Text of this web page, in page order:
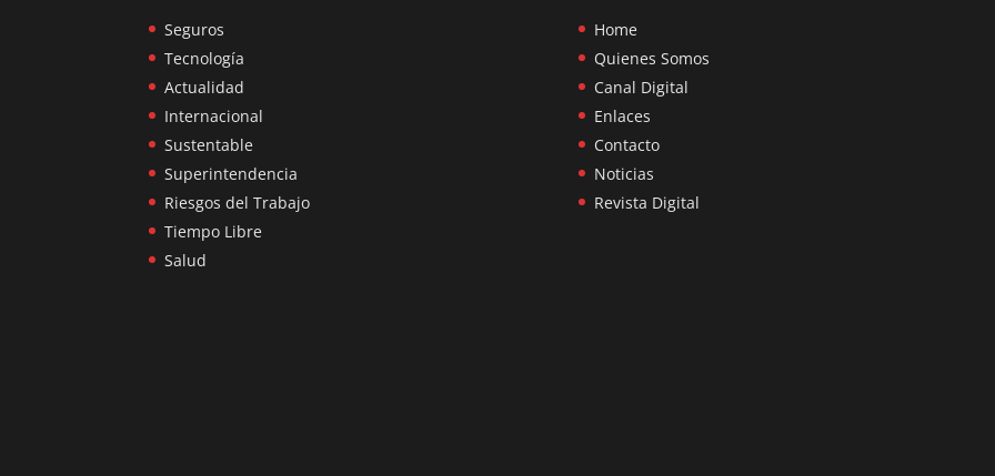
Seguros
Tecnología
Actualidad
Internacional
Sustentable
Superintendencia
Riesgos del Trabajo
Tiempo Libre
Salud
Home
Quienes Somos
Canal Digital
Enlaces
Contacto
Noticias
Revista Digital